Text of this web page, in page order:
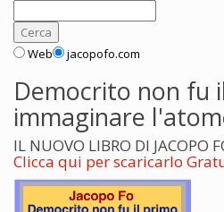
Web jacopofo.com
Democrito non fu
immaginare
IL NUOVO LIBRO DI JACOPO
Clicca qui per scaricarlo